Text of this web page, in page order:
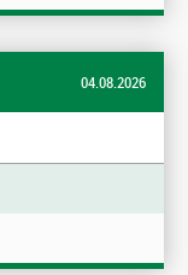
04.08.2026